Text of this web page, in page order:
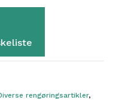
rengøringsartikler,